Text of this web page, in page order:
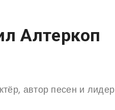
Алтеркоп
автор песен и лидер